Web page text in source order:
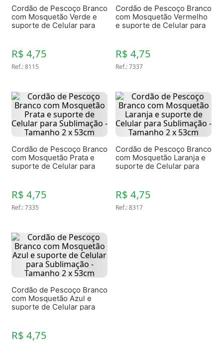
Cordão de Pescoço Branco
com Mosquetão Verde e
suporte de Celular para
R$ 4,75
Ref.:8115
Cordão de Pescoço Branco
com Mosquetão Vermelho
e suporte de Celular para
R$ 4,75
Ref.:7337
Cordão de Pescoço Branco
com Mosquetão Prata e
suporte de Celular para
R$ 4,75
Ref.:7335
Cordão de Pescoço Branco
com Mosquetão Laranja e
suporte de Celular para
R$ 4,75
Ref.:8317
Cordão de Pescoço Branco
com Mosquetão Azul e
suporte de Celular para
R$ 4,75